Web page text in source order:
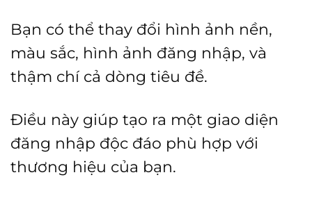
Bạn có thể thay đổi hình ảnh nền,
màu sắc, hình ảnh đăng nhập, và
thậm chí cả dòng tiêu đề.
Điều này giúp tạo ra một giao diện
đăng nhập độc đáo phù hợp với
thương hiệu của bạn.